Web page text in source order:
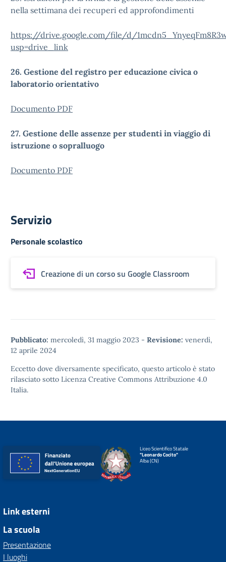
nella settimana dei recuperi ed approfondimenti
https://drive.google.com/file/d/
usp=drive_link
26. Gestione del registro per educazione civica o
laboratorio orientativo
Documento PDF
27. Gestione delle assenze per studenti in viaggio di
istruzione o sopralluogo
Documento PDF
Servizio
Personale scolastico
Creazione di un corso su Google Classroom
Pubblicato: mercoledì, 31 maggio 2023 - Revisione: venerdì,
12 aprile 2024
Eccetto dove diversamente specificato, questo articolo è stato
rilasciato sotto Licenza Creative Commons Attribuzione 4.0
Italia.
Liceo Scientifico Statale
"Leonardo Cocito"
Alba (CN)
Link esterni
La scuola
Presentazione
I luoghi